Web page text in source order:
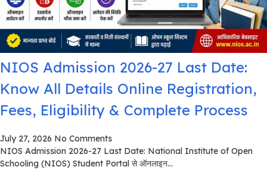
NIOS Admission 2026-27 Last Date:
Know All Details Online Registration,
Fees, Eligibility & Complete Process
July 27, 2026 No Comments
NIOS Admission 2026-27 Last Date: National Institute of Open
Schooling (NIOS) Student Portal से ऑनलाइन...